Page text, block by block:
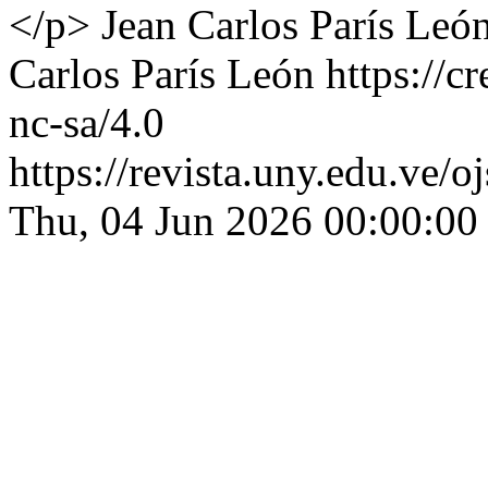
</p> Jean Carlos París
Carlos París León https://
nc-sa/4.0
https://revista.uny.edu.ve/
Thu, 04 Jun 2026